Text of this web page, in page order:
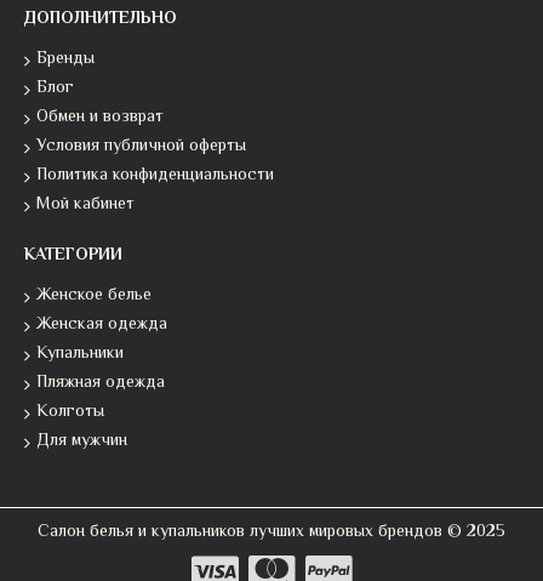
ДОПОЛНИТЕЛЬНО
Бренды
Блог
Обмен и возврат
Условия публичной оферты
Политика конфиденциальности
Мой кабинет
КАТЕГОРИИ
Женское белье
Женская одежда
Купальники
Пляжная одежда
Колготы
Для мужчин
Салон белья и купальников лучших мировых брендов © 2025